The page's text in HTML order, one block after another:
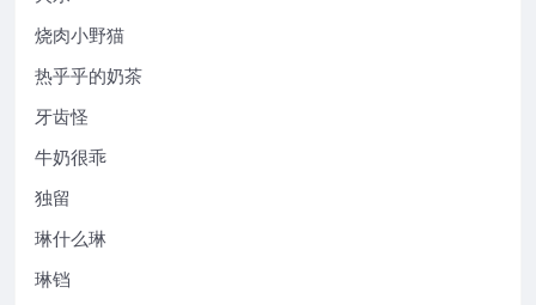
烧肉小野猫
热乎乎的奶茶
牙齿怪
牛奶很乖
独留
琳什么琳
琳铛